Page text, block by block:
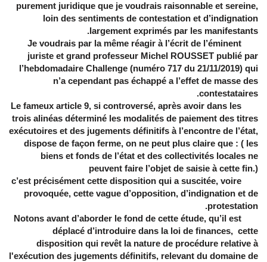
purement juridique que je voudrais raisonnable et sereine,
loin des sentiments de contestation et d’indignation
largement exprimés par les manifestants.
Je voudrais par la même réagir à l’écrit de l’éminent
juriste et grand professeur Michel ROUSSET publié par
l’hebdomadaire Challenge (numéro 717 du 21/11/2019) qui
n’a cependant pas échappé a l’effet de masse des
contestataires.
Le fameux article 9, si controversé, après avoir dans les
trois alinéas déterminé les modalités de paiement des titres
exécutoires et des jugements définitifs à l’encontre de l’état,
dispose de façon ferme, on ne peut plus claire que : ( les
biens et fonds de l’état et des collectivités locales ne
peuvent faire l’objet de saisie à cette fin.)
c’est précisément cette disposition qui a suscitée, voire
provoquée, cette vague d’opposition, d’indignation et de
protestation.
Notons avant d’aborder le fond de cette étude, qu’il est
déplacé d’introduire dans la loi de finances, cette
disposition qui revêt la nature de procédure relative à
l'exécution des jugements définitifs, relevant du domaine de